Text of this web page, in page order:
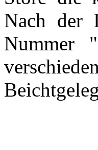
Nach der
Nummer "